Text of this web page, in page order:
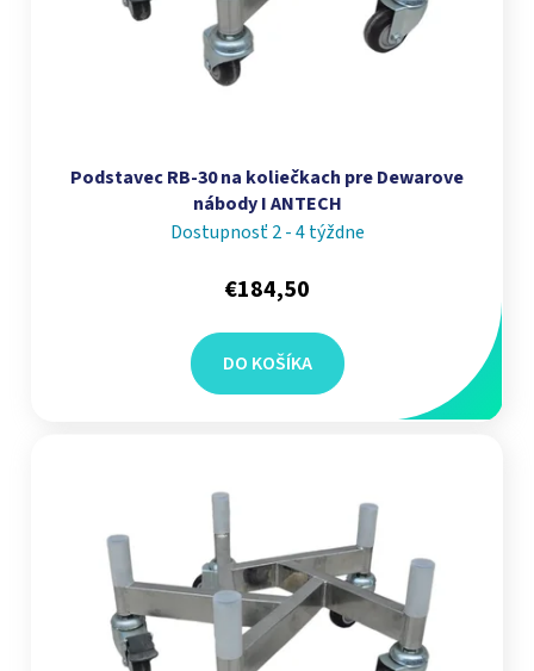
Podstavec RB-30 na koliečkach pre Dewarove
nábody I ANTECH
Dostupnosť 2 - 4 týždne
€184,50
DO KOŠÍKA